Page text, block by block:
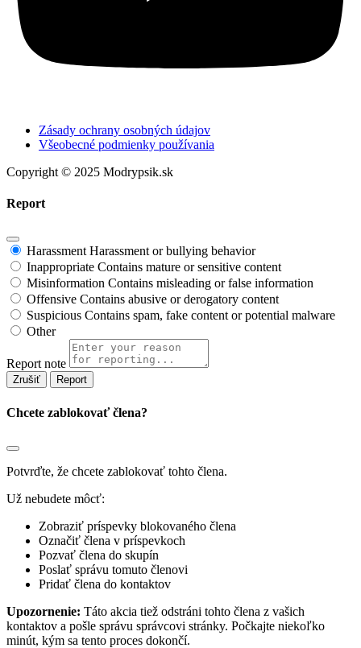
Zásady ochrany osobných údajov
Všeobecné podmienky používania
Copyright © 2025 Modrypsik.sk
Report
Harassment Harassment or bullying behavior
Inappropriate Contains mature or sensitive content
Misinformation Contains misleading or false information
Offensive Contains abusive or derogatory content
Suspicious Contains spam, fake content or potential malware
Other
Report note
Report
Chcete zablokovať člena?
Potvrďte, že chcete zablokovať tohto člena.
Už nebudete môcť:
Zobraziť príspevky blokovaného člena
Označiť člena v príspevkoch
Pozvať člena do skupín
Poslať správu tomuto členovi
Pridať člena do kontaktov
Upozornenie: Táto akcia tiež odstráni tohto člena z vašich
kontaktov a pošle správu správcovi stránky. Počkajte niekoľko
minút, kým sa tento proces dokončí.